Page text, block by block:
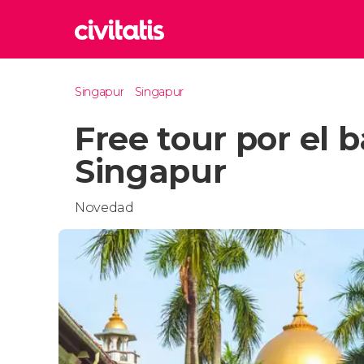
Reino
Turquía
Singapur Singapur
Free tour por el
Singapur
Novedad